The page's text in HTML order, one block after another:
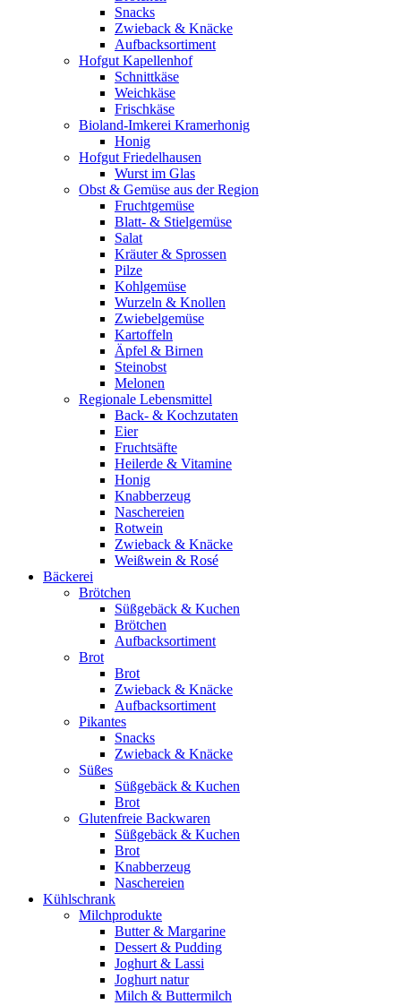
Snacks
Zwieback & Knäcke
Aufbacksortiment
Hofgut Kapellenhof
Schnittkäse
Weichkäse
Frischkäse
Bioland-Imkerei Kramerhonig
Honig
Hofgut Friedelhausen
Wurst im Glas
Obst & Gemüse aus der Region
Fruchtgemüse
Blatt- & Stielgemüse
Salat
Kräuter & Sprossen
Pilze
Kohlgemüse
Wurzeln & Knollen
Zwiebelgemüse
Kartoffeln
Äpfel & Birnen
Steinobst
Melonen
Regionale Lebensmittel
Back- & Kochzutaten
Eier
Fruchtsäfte
Heilerde & Vitamine
Honig
Knabberzeug
Naschereien
Rotwein
Zwieback & Knäcke
Weißwein & Rosé
Bäckerei
Brötchen
Süßgebäck & Kuchen
Brötchen
Aufbacksortiment
Brot
Brot
Zwieback & Knäcke
Aufbacksortiment
Pikantes
Snacks
Zwieback & Knäcke
Süßes
Süßgebäck & Kuchen
Brot
Glutenfreie Backwaren
Süßgebäck & Kuchen
Brot
Knabberzeug
Naschereien
Kühlschrank
Milchprodukte
Butter & Margarine
Dessert & Pudding
Joghurt & Lassi
Joghurt natur
Milch & Buttermilch